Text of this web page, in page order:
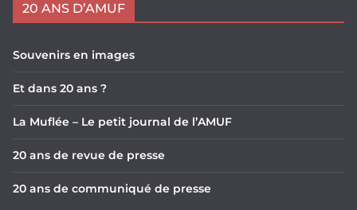
20 ANS D’AMUF
Souvenirs en images
Et dans 20 ans ?
La Muflée – Le petit journal de l’AMUF
20 ans de revue de presse
20 ans de communiqué de presse